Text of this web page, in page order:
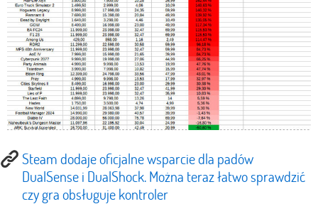
Steam dodaje oficjalne wsparcie dla padów
DualSense i DualShock. Można teraz łatwo sprawdzić
czy gra obsługuje kontroler